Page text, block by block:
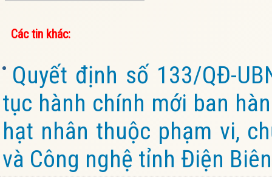
Các tin khác:
Quyết định số 133/QĐ-
tục hành chính mới ban
hạt nhân thuộc phạm vi,
và Công nghệ tỉnh Điện Biên